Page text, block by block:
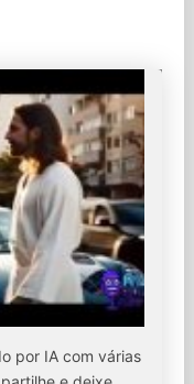
por IA com várias